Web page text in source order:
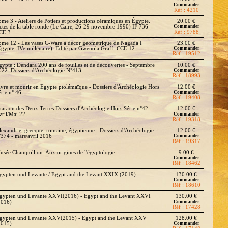
Commander
Réf : 4210
3 - Ateliers de Potiers et productions céramiques en Égypte.
de la table ronde (Le Caire, 26-29 novembre 1990) IF 736 -
3
20.00 €
Commander
Réf : 9788
12 - Les vases C-Ware à décor géométrique de Nagada I
IVe millénaire). Edité par Gwenola Graff. CCE 12
23.00 €
Commander
Réf : 19512
: Dendara 200 ans de fouilles et de découvertes - Septembre
Dossiers d'Archéologie N°413
10.00 €
Commander
Réf : 18993
et mourir en Egypte ptolémaïque - Dossiers d'Archéologie Hors
n° 46.
12.00 €
Commander
Réf : 19408
des Deux Terres Dossiers d'Archéologie Hors Série n°42 -
Mai 22
12.00 €
Commander
Réf : 19318
grecque, romaine, égyptienne - Dossiers d'Archéologie
- mars/avril 2016
12.00 €
Commander
Réf : 19317
Champollion. Aux origines de l'égyptologie
9.00 €
Commander
Réf : 18462
und Levante / Egypt and the Levant XXIX (2019)
130.00 €
Commander
Réf : 18610
und Levante XXVI(2016) - Egypt and the Levant XXVI
130.00 €
Commander
Réf : 17428
und Levante XXV(2015) - Egypt and the Levant XXV
128.00 €
Commander